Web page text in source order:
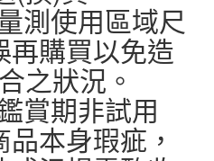
測使用區域尺
再購買以免造
之狀況。
賞期非試用
本身瑕疵，